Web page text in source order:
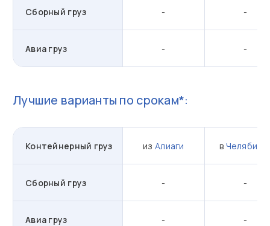
Сборный груз - -
Авиа груз - -
Лучшие варианты по срокам*:
Контейнерный груз изАлиаги в
Сборный груз - -
Авиа груз - -